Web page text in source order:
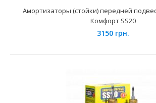
450 грн.
Амортизаторы (стойки) передней
Комфорт SS20
3150 грн.